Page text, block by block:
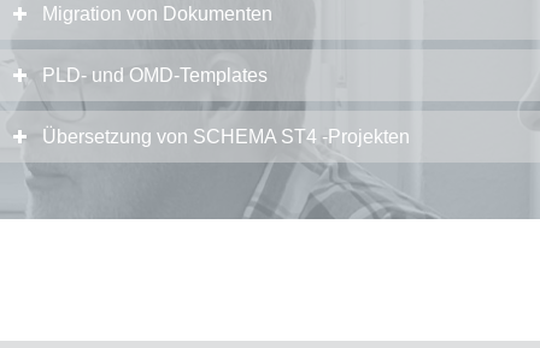
Migration von Dokumenten
PLD- und OMD-Templates
Übersetzung von SCHEMA ST4 -Projekten